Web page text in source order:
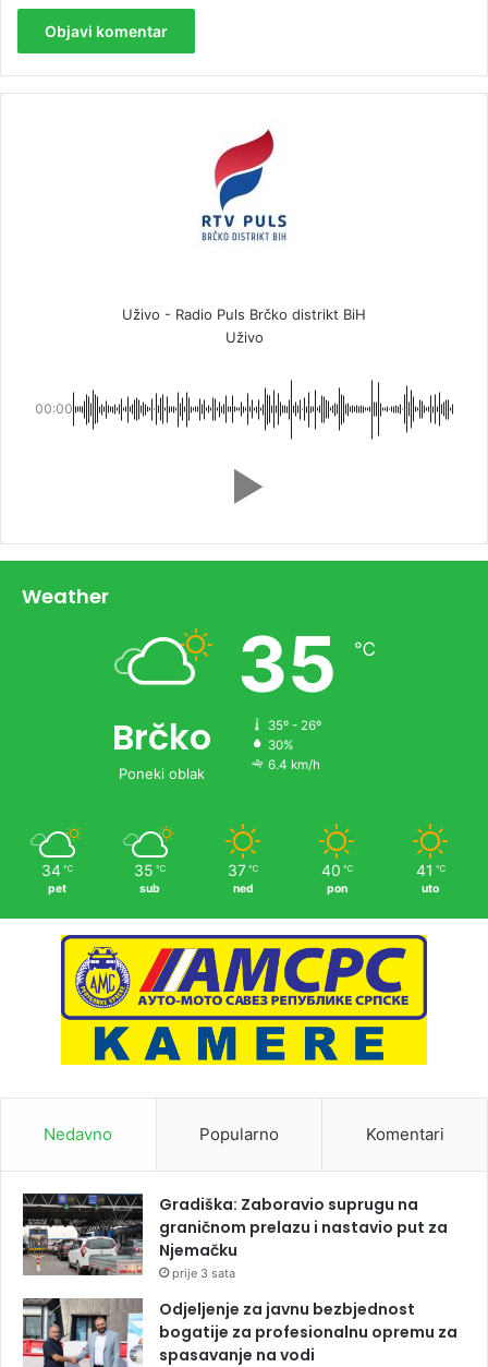
Uživo - Radio Puls Brčko distrikt BiH
Uživo
00:00
Weather
Brčko
Poneki oblak
35 ℃
35º - 26º
30%
6.4 km/h
34 ℃
pet
35 ℃
sub
37 ℃
ned
40 ℃
pon
41 ℃
uto
Nedavno Popularno Komentari
Gradiška: Zaboravio suprugu na
graničnom prelazu i nastavio put za
Njemačku
prije 3 sata
Odjeljenje za javnu bezbjednost
bogatije za profesionalnu opremu za
spasavanje na vodi